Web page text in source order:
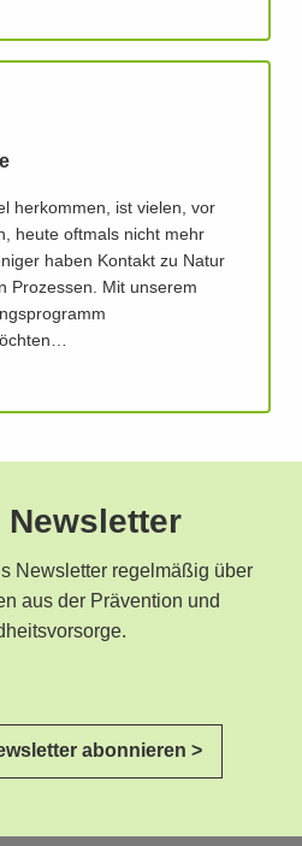
herkommen, ist vielen, vor
heute oftmals nicht mehr
haben Kontakt zu Natur
Prozessen. Mit unserem
Newsletter
Newsletter regelmäßig über
aus der Prävention und
abonnieren >